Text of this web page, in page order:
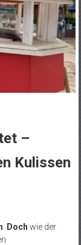
–
Kulissen
Doch wie der